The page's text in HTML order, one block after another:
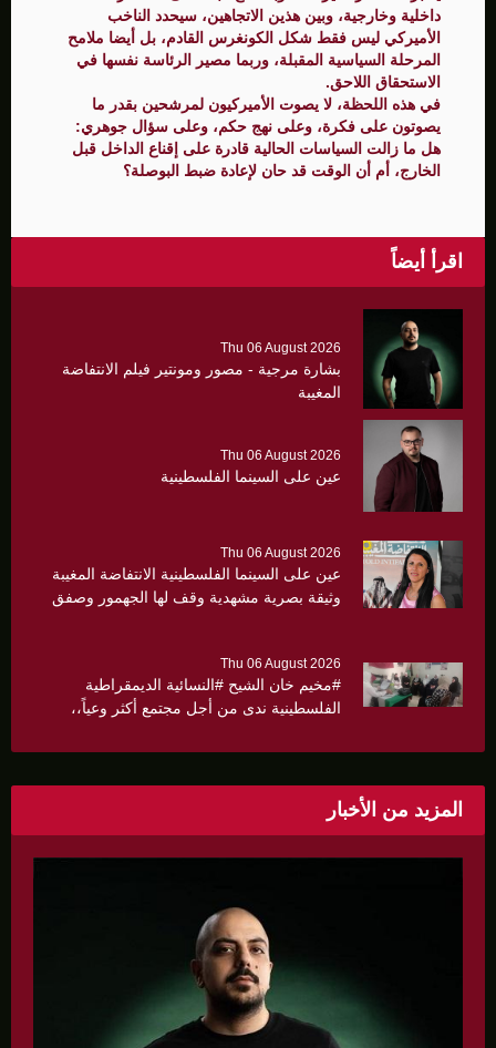
داخلية وخارجية، وبين هذين الاتجاهين، سيحدد الناخب
الأميركي ليس فقط شكل الكونغرس القادم، بل أيضا ملامح
المرحلة السياسية المقبلة، وربما مصير الرئاسة نفسها في
الاستحقاق اللاحق.
في هذه اللحظة، لا يصوت الأميركيون لمرشحين بقدر ما
يصوتون على فكرة، وعلى نهج حكم، وعلى سؤال جوهري:
هل ما زالت السياسات الحالية قادرة على إقناع الداخل قبل
الخارج، أم أن الوقت قد حان لإعادة ضبط البوصلة؟
اقرأ أيضاً
Thu 06 August 2026
بشارة مرجية - مصور ومونتير فيلم الانتفاضة
المغيبة
Thu 06 August 2026
عين على السينما الفلسطينية
Thu 06 August 2026
عين على السينما الفلسطينية الانتفاضة المغيبة
وثيقة بصرية مشهدية وقف لها الجهمور وصفق
Thu 06 August 2026
#مخيم خان الشيح #النسائية الديمقراطية
الفلسطينية ندى من أجل مجتمع أكثر وعياً،،
بروشورات توعوية على سيدات الحي.
المزيد من الأخبار